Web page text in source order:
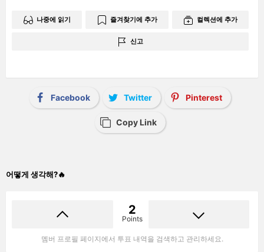
나중에 읽기 즐겨찾기에 추가 컬렉션에 추가
신고
Facebook Twitter Pinterest
Copy Link
어떻게 생각해?🔥
2
Points
멤버 프로필 페이지에서 투표 내역을 검색하고 관리하세요.